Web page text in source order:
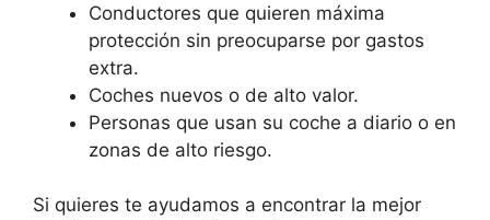
Conductores que quieren máxima
protección sin preocuparse por gastos
extra.
Coches nuevos o de alto valor.
Personas que usan su coche a diario o en
zonas de alto riesgo.
Si quieres te ayudamos a encontrar la mejor